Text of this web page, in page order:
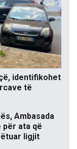
identifikohet
të
Ambasada
për ata që
ligjit